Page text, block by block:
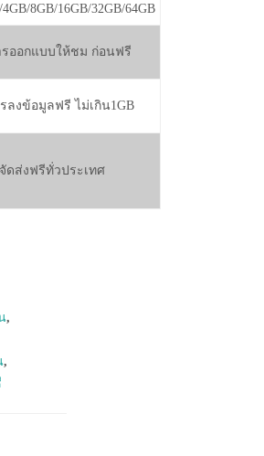
8GB/16GB/32GB/64GB
รออกแบบให้ชม ก่อนฟรี
ลงข้อมูลฟรี ไม่เกิน1GB
จัดส่งฟรีทั่วประเทศ
,
,